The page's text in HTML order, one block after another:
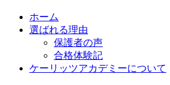
ホーム
選ばれる理由
保護者の声
合格体験記
ケーリッツアカデミーについて